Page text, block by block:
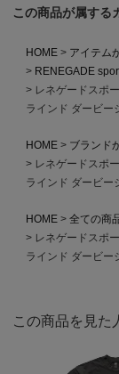
この商品が属する
HOME アイテム
RENEGADE
レネゲードスポ
ラインド ダービー
HOME ブランド
レネゲードスポ
ラインド ダービー
HOME
全ての商
レネゲードスポ
ラインド ダービー
この商品を見た